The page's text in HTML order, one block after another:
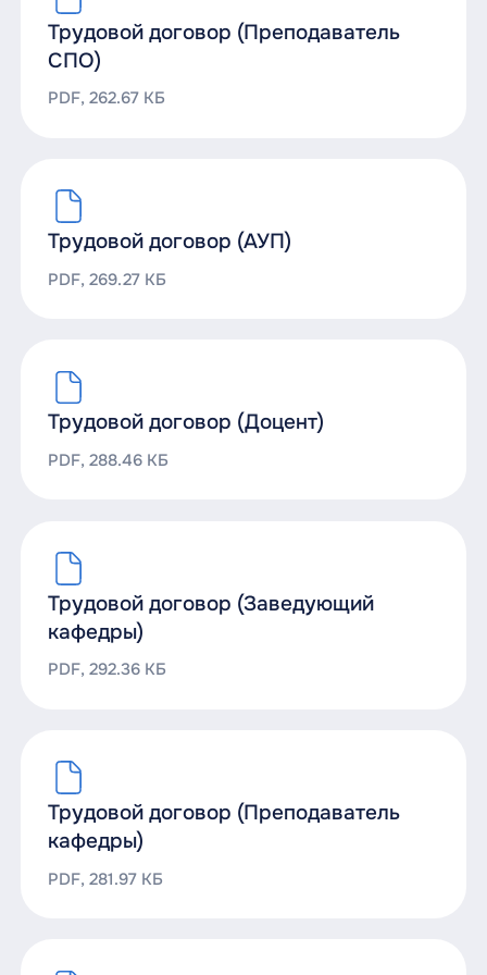
Трудовой договор (Преподаватель
СПО)
PDF, 262.67 КБ
Трудовой договор (АУП)
PDF, 269.27 КБ
Трудовой договор (Доцент)
PDF, 288.46 КБ
Трудовой договор (Заведующий
кафедры)
PDF, 292.36 КБ
Трудовой договор (Преподаватель
кафедры)
PDF, 281.97 КБ